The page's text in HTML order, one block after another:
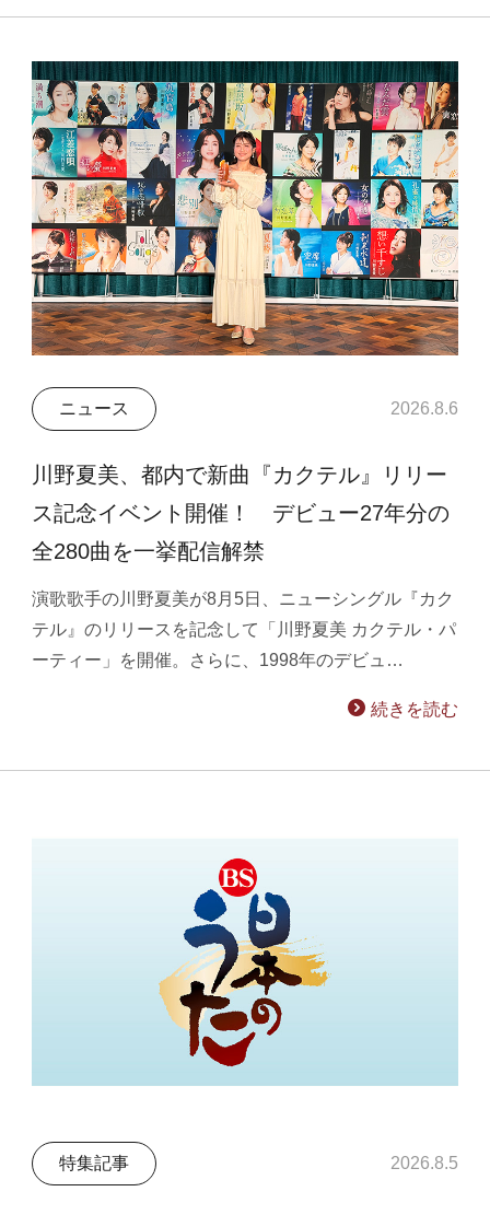
ニュース 2026.8.6
川野夏美、都内で新曲『カクテル』リリー
ス記念イベント開催！ デビュー27年分の
全280曲を一挙配信解禁
演歌歌手の川野夏美が8月5日、ニューシングル『カク
テル』のリリースを記念して「川野夏美 カクテル・パ
ーティー」を開催。さらに、1998年のデビュ…
続きを読む
特集記事 2026.8.5